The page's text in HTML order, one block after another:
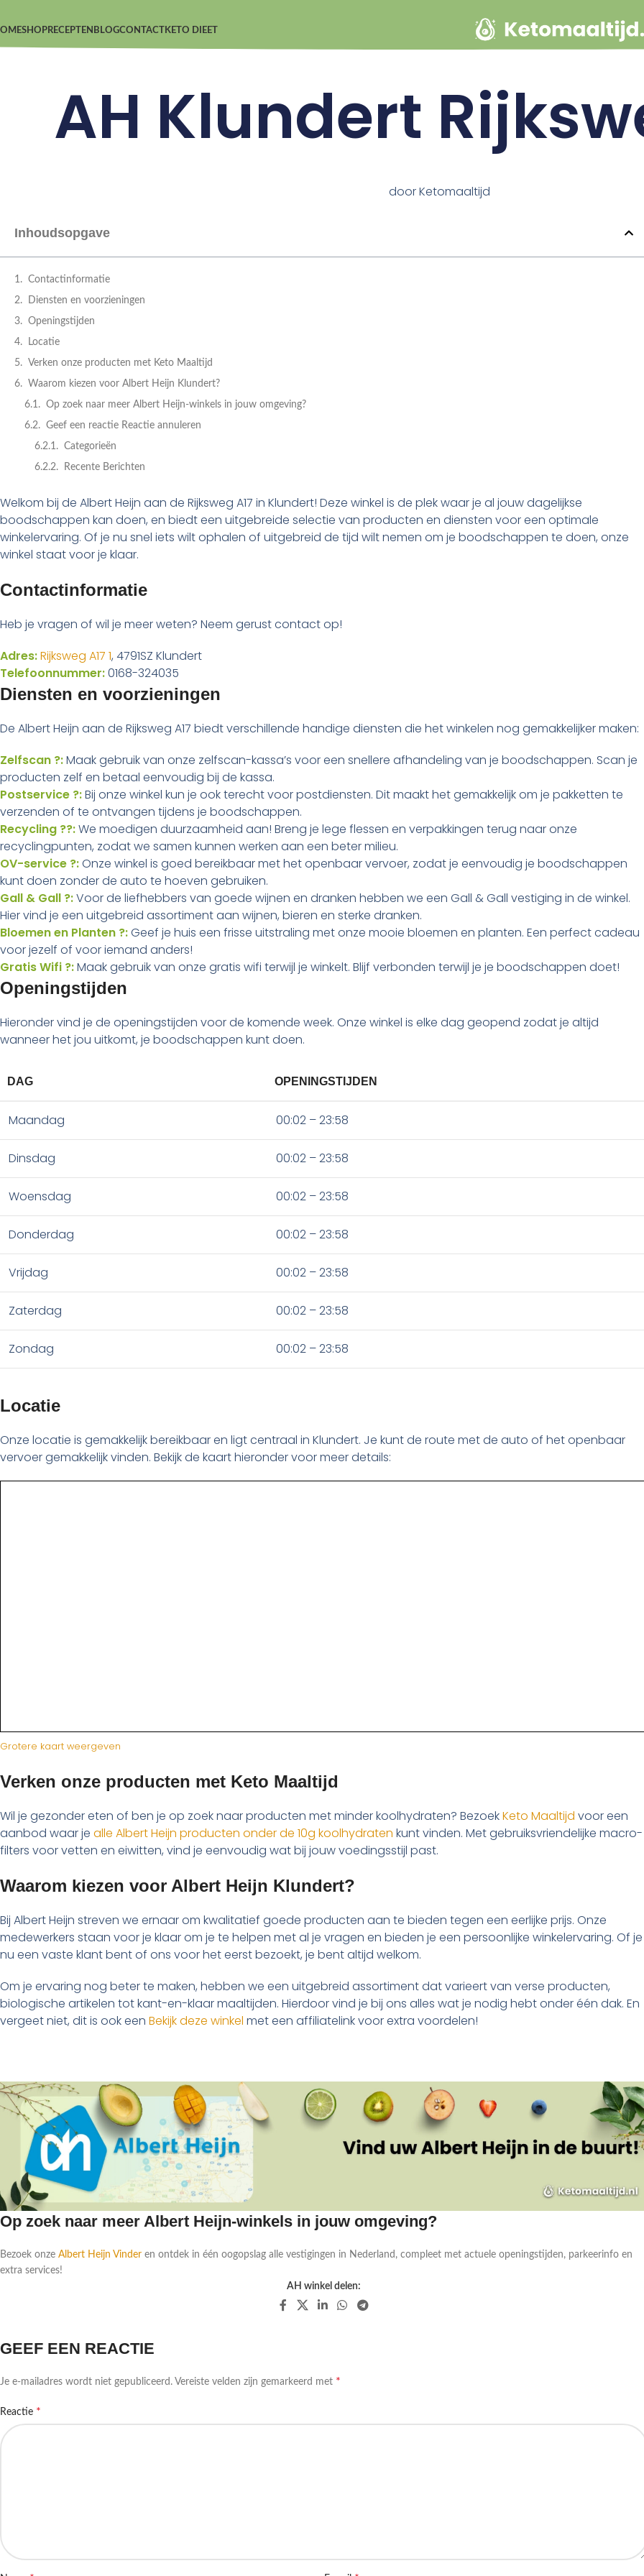
SHOPRECEPTEN BLOGCONTACT KETO DIEET
AH Klundert
doorKetomaaltijd
Inhoudsopgave
Contactinformatie
Diensten en voorzieningen
Openingstijden
Locatie
Verken onze producten met Keto Maaltijd
Waarom kiezen voor Albert Heijn Klundert?
Op zoek naar meer Albert Heijn-winkels in jouw omgeving?
Geef een reactie Reactie annuleren
Categorieën
Recente Berichten
Welkom bij de Albert Heijn aan de Rijksweg A17 in Klundert! Deze winkel is de plek waar je al jouw dagelijkse
boodschappen kan doen, en biedt een uitgebreide selectie van producten en diensten voor een optimale
winkelervaring. Of je nu snel iets wilt ophalen of uitgebreid de tijd wilt nemen om je boodschappen te doen, onze
winkel staat voor je klaar.
Contactinformatie
Heb je vragen of wil je meer weten? Neem gerust contact op!
Adres:Rijksweg A17 1, 4791SZ Klundert
Telefoonnummer:0168-324035
Diensten en voorzieningen
De Albert Heijn aan de Rijksweg A17 biedt verschillende handige diensten die het winkelen nog gemakkelijker maken:
Zelfscan ?:Maak gebruik van onze zelfscan-kassa’s voor een snellere afhandeling van je boodschappen. Scan je
producten zelf en betaal eenvoudig bij de kassa.
Postservice ?:Bij onze winkel kun je ook terecht voor postdiensten. Dit maakt het gemakkelijk om je pakketten te
verzenden of te ontvangen tijdens je boodschappen.
Recycling ??:We moedigen duurzaamheid aan! Breng je lege flessen en verpakkingen terug naar onze
recyclingpunten, zodat we samen kunnen werken aan een beter milieu.
OV-service ?:Onze winkel is goed bereikbaar met het openbaar vervoer, zodat je eenvoudig je boodschappen
kunt doen zonder de auto te hoeven gebruiken.
Gall & Gall ?:Voor de liefhebbers van goede wijnen en dranken hebben we een Gall & Gall vestiging in de winkel.
Hier vind je een uitgebreid assortiment aan wijnen, bieren en sterke dranken.
Bloemen en Planten ?:Geef je huis een frisse uitstraling met onze mooie bloemen en planten. Een perfect cadeau
voor jezelf of voor iemand anders!
Gratis Wifi ?:Maak gebruik van onze gratis wifi terwijl je winkelt. Blijf verbonden terwijl je je boodschappen doet!
Openingstijden
Hieronder vind je de openingstijden voor de komende week. Onze winkel is elke dag geopend zodat je altijd
wanneer het jou uitkomt, je boodschappen kunt doen.
DAG OPENINGSTIJDEN
Maandag 00:02 – 23:58
Dinsdag 00:02 – 23:58
Woensdag 00:02 – 23:58
Donderdag 00:02 – 23:58
Vrijdag 00:02 – 23:58
Zaterdag 00:02 – 23:58
Zondag 00:02 – 23:58
Locatie
Onze locatie is gemakkelijk bereikbaar en ligt centraal in Klundert. Je kunt de route met de auto of het openbaar
vervoer gemakkelijk vinden. Bekijk de kaart hieronder voor meer details:
Grotere kaart weergeven
Verken onze producten met Keto Maaltijd
Wil je gezonder eten of ben je op zoek naar producten met minder koolhydraten? BezoekKeto Maaltijd voor een
aanbod waar je alle Albert Heijn producten onder de 10g koolhydraten kunt vinden. Met gebruiksvriendelijke macro-
filters voor vetten en eiwitten, vind je eenvoudig wat bij jouw voedingsstijl past.
Waarom kiezen voor Albert Heijn Klundert?
Bij Albert Heijn streven we ernaar om kwalitatief goede producten aan te bieden tegen een eerlijke prijs. Onze
medewerkers staan voor je klaar om je te helpen met al je vragen en bieden je een persoonlijke winkelervaring. Of je
nu een vaste klant bent of ons voor het eerst bezoekt, je bent altijd welkom.
Om je ervaring nog beter te maken, hebben we een uitgebreid assortiment dat varieert van verse producten,
biologische artikelen tot kant-en-klaar maaltijden. Hierdoor vind je bij ons alles wat je nodig hebt onder één dak. En
vergeet niet, dit is ook een Bekijk deze winkel met een affiliatelink voor extra voordelen!
Op zoek naar meer Albert Heijn-winkels in jouw omgeving?
Bezoek onze Albert Heijn Vinder en ontdek in één oogopslag alle vestigingen in Nederland, compleet met actuele openingstijden, parkeerinfo en
extra services!
AH winkel delen:
GEEF EEN REACTIE
Je e-mailadres wordt niet gepubliceerd. Vereiste velden zijn gemarkeerd met *
Reactie *